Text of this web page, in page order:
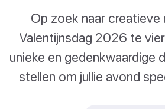
Op zoek naar creatieve
Valentijnsdag 2026 te
unieke en gedenkwaardige
stellen om jullie avond